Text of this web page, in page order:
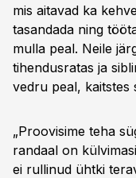
mis aitavad ka
tasandada ning
mulla peal. Neile
tihendusratas ja
vedru peal, kaitstes
„Proovisime teha
randaal on
ei rullinud ühtki